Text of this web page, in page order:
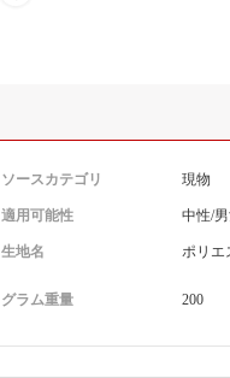
ソースカテゴリ 現物
適用可能性 中性/
生地名 ポリエ
グラム重量 200